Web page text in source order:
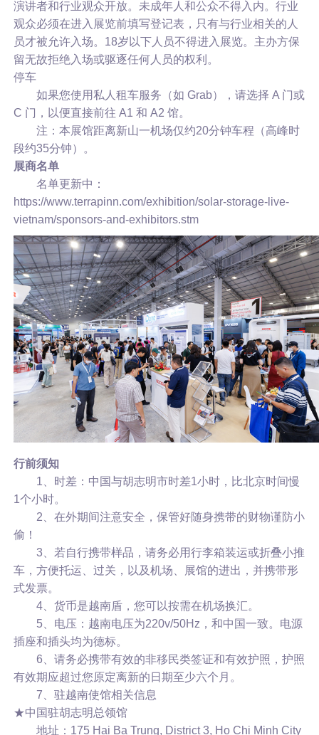
演讲者和行业观众开放。未成年人和公众不得入内。行业
观众必须在进入展览前填写登记表，只有与行业相关的人
员才被允许入场。18岁以下人员不得进入展览。主办方保
留无故拒绝入场或驱逐任何人员的权利。
停车
如果您使用私人租车服务（如 Grab），请选择 A 门或
C 门，以便直接前往 A1 和 A2 馆。
注：本展馆距离新山一机场仅约20分钟车程（高峰时
段约35分钟）。
展商名单
名单更新中：
https://www.terrapinn.com/exhibition/solar-storage-live-
vietnam/sponsors-and-exhibitors.stm
行前须知
1、时差：中国与胡志明市时差1小时，比北京时间慢
1个小时。
2、在外期间注意安全，保管好随身携带的财物谨防小
偷！
3、若自行携带样品，请务必用行李箱装运或折叠小推
车，方便托运、过关，以及机场、展馆的进出，并携带形
式发票。
4、货币是越南盾，您可以按需在机场换汇。
5、电压：越南电压为220v/50Hz，和中国一致。电源
插座和插头均为德标。
6、请务必携带有效的非移民类签证和有效护照，护照
有效期应超过您原定离新的日期至少六个月。
7、驻越南使馆相关信息
★中国驻胡志明总领馆
地址：175 Hai Ba Trung, District 3, Ho Chi Minh City